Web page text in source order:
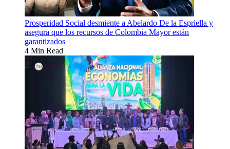
Prosperidad Social desmiente a Abelardo De la Espriella y
asegura que los recursos de Colombia Mayor están
garantizados
4 Min Read